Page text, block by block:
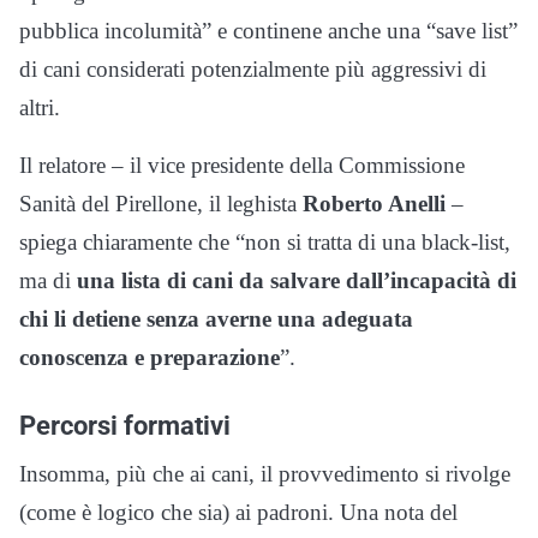
pubblica incolumità” e continene anche una “save list”
di cani considerati potenzialmente più aggressivi di
altri.
Il relatore – il vice presidente della Commissione
Sanità del Pirellone, il leghista Roberto Anelli –
spiega chiaramente che “non si tratta di una black-list,
ma di una lista di cani da salvare dall’incapacità di
chi li detiene senza averne una adeguata
conoscenza e preparazione”.
Percorsi formativi
Insomma, più che ai cani, il provvedimento si rivolge
(come è logico che sia) ai padroni. Una nota del